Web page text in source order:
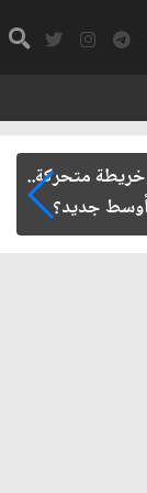
متحركة..
جديد؟